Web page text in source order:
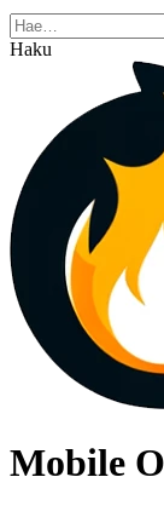
Haku
Mobile